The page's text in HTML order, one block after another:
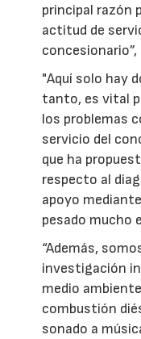
principal razón
actitud de
"Aquí solo hay
tanto, es vital
los problemas
servicio del
que ha
respecto al
apoyo
pesado mucho
“Además,
investigación
medio
combustión
sonado a